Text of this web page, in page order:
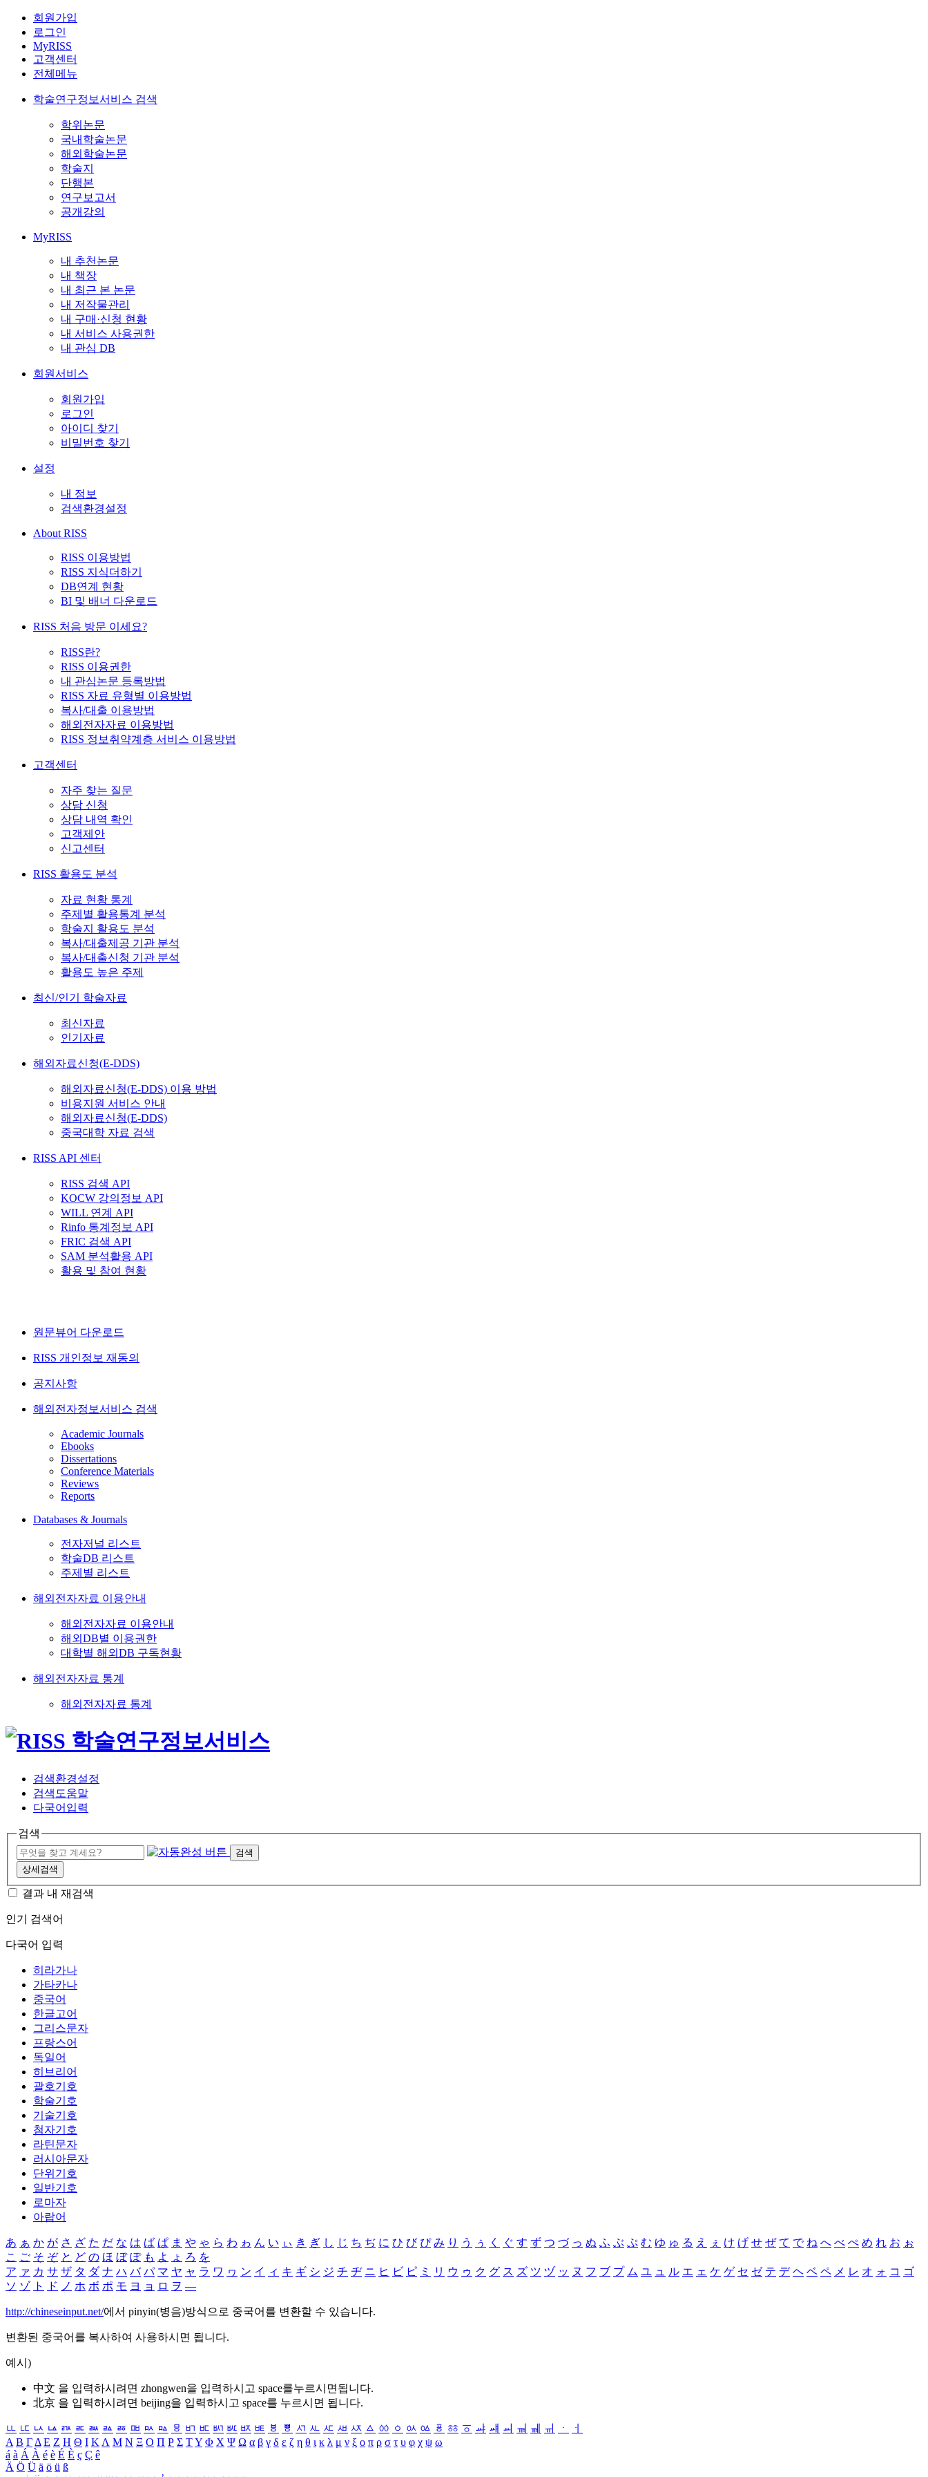
회원가입
로그인
MyRISS
고객센터
전체메뉴
학술연구정보서비스 검색
학위논문
국내학술논문
해외학술논문
학술지
단행본
연구보고서
공개강의
MyRISS
내 추천논문
내 책장
내 최근 본 논문
내 저작물관리
내 구매·신청 현황
내 서비스 사용권한
내 관심 DB
회원서비스
회원가입
로그인
아이디 찾기
비밀번호 찾기
설정
내 정보
검색환경설정
About RISS
RISS 이용방법
RISS 지식더하기
DB연계 현황
BI 및 배너 다운로드
RISS 처음 방문 이세요?
RISS란?
RISS 이용권한
내 관심논문 등록방법
RISS 자료 유형별 이용방법
복사/대출 이용방법
해외전자자료 이용방법
RISS 정보취약계층 서비스 이용방법
고객센터
자주 찾는 질문
상담 신청
상담 내역 확인
고객제안
신고센터
RISS 활용도 분석
자료 현황 통계
주제별 활용통계 분석
학술지 활용도 분석
복사/대출제공 기관 분석
복사/대출신청 기관 분석
활용도 높은 주제
최신/인기 학술자료
최신자료
인기자료
해외자료신청(E-DDS)
해외자료신청(E-DDS) 이용 방법
비용지원 서비스 안내
해외자료신청(E-DDS)
중국대학 자료 검색
RISS API 센터
RISS 검색 API
KOCW 강의정보 API
WILL 연계 API
Rinfo 통계정보 API
FRIC 검색 API
SAM 분석활용 API
활용 및 참여 현황
원문뷰어 다운로드
RISS 개인정보 재동의
공지사항
해외전자정보서비스 검색
Academic Journals
Ebooks
Dissertations
Conference Materials
Reviews
Reports
Databases & Journals
전자저널 리스트
학술DB 리스트
주제별 리스트
해외전자자료 이용안내
해외전자자료 이용안내
해외DB별 이용권한
대학별 해외DB 구독현황
해외전자자료 통계
해외전자자료 통계
검색환경설정
검색도움말
다국어입력
검색
검색
상세검색
결과 내 재검색
인기 검색어
다국어 입력
히라가나
가타카나
중국어
한글고어
그리스문자
프랑스어
독일어
히브리어
괄호기호
학술기호
기술기호
첨자기호
라틴문자
러시아문자
단위기호
일반기호
로마자
아랍어
あ ぁ か が さ ざ た だ な は ば ぱ ま や ゃ ら わ ゎ ん い ぃ き ぎ し じ ち ぢ に ひ び ぴ み り う ぅ く ぐ す ず つ づ っ ぬ ふ ぶ ぷ む ゆ ゅ る え ぇ け げ せ ぜ て で ね へ べ ぺ め れ お ぉ
こ ご そ ぞ と ど の ほ ぼ ぽ も よ ょ ろ を
ア ァ カ サ ザ タ ダ ナ ハ バ パ マ ヤ ャ ラ ワ ヮ ン イ ィ キ ギ シ ジ チ ヂ ニ ヒ ビ ピ ミ リ ウ ゥ ク グ ス ズ ツ ヅ ッ ヌ フ ブ プ ム ユ ュ ル エ ェ ケ ゲ セ ゼ テ デ ヘ ベ ペ メ レ オ ォ コ ゴ
ソ ゾ ト ド ノ ホ ボ ポ モ ヨ ョ ロ ヲ ―
http://chineseinput.net/에서 pinyin(병음)방식으로 중국어를 변환할 수 있습니다.
변환된 중국어를 복사하여 사용하시면 됩니다.
예시)
中文 을 입력하시려면 zhongwen을 입력하시고 space를누르시면됩니다.
北京 을 입력하시려면 beijing을 입력하시고 space를 누르시면 됩니다.
ㅥ ㅦ ㅧ ㅨ ㅩ ㅪ ㅫ ㅬ ㅭ ㅮ ㅯ ㅰ ㅱ ㅲ ㅳ ㅴ ㅵ ㅶ ㅷ ㅸ ㅹ ㅺ ㅻ ㅼ ㅽ ㅾ ㅿ ㆀ ㆁ ㆂ ㆃ ㆄ ㆅ ㆆ ㆇ ㆈ ㆉ ㆊ ㆋ ㆌ ㆍ
ㆎ
Α Β ΓΔ Ε Ζ Η Θ Ι ΚΛ Μ Ν Ξ Ο Π Ρ Σ ΤΥ Φ Χ Ψ Ω α β γ δ ε ζ η θ ι κ λ μ ν ξ ο π ρ σ τ υ φ χ ψ ω
á à Á À é è É È ç Ç ê
Ä Ö Ü ä ö ü ß